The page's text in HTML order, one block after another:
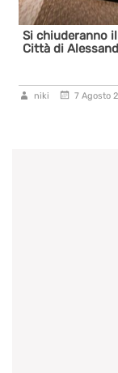
Si chiuderanno
Città di
niki 7 Agosto